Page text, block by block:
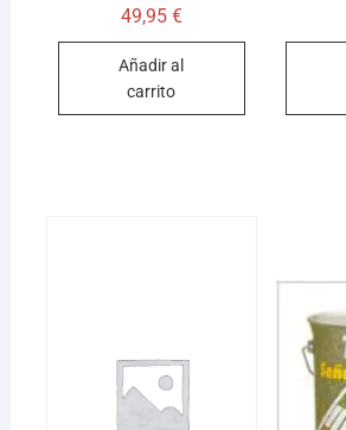
49,95 €
Añadir al
carrito